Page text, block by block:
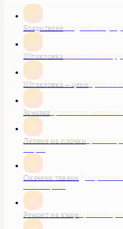
БоядисванеБояджийски
ШпакловкаШпакловка и
Шпакловка – цениЦени на
ЗамазкаЦиментови замазки
Лепене на плочки
София
Окачени тавани
гипсокартон
Ремонт на къщиЦялостен